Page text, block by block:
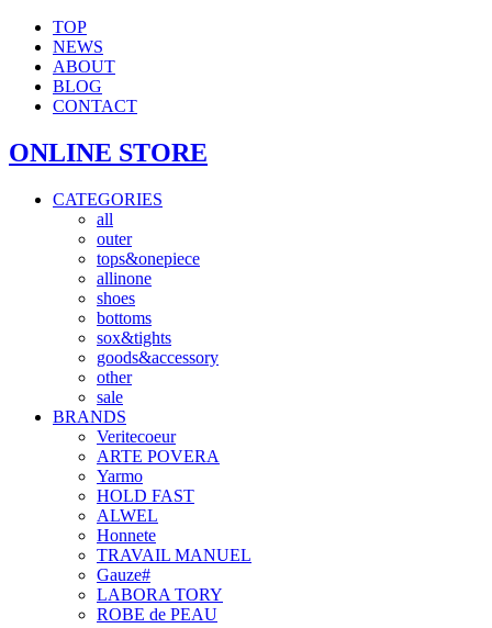
TOP
NEWS
ABOUT
BLOG
CONTACT
ONLINE STORE
CATEGORIES
all
outer
tops&onepiece
allinone
shoes
bottoms
sox&tights
goods&accessory
other
sale
BRANDS
Veritecoeur
ARTE POVERA
Yarmo
HOLD FAST
ALWEL
Honnete
TRAVAIL MANUEL
Gauze#
LABORA TORY
ROBE de PEAU